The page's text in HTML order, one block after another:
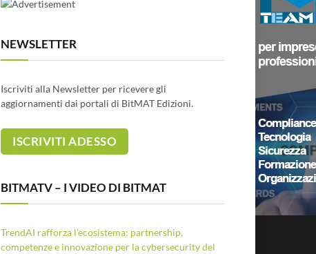
NEWSLETTER
Iscriviti alla Newsletter per ricevere gli
aggiornamenti dai portali di BitMAT Edizioni.
BITMATV – I VIDEO DI BITMAT
TrendAI rafforza l’ecosistema: partnership,
competenze e innovazione per la cybersecurity del